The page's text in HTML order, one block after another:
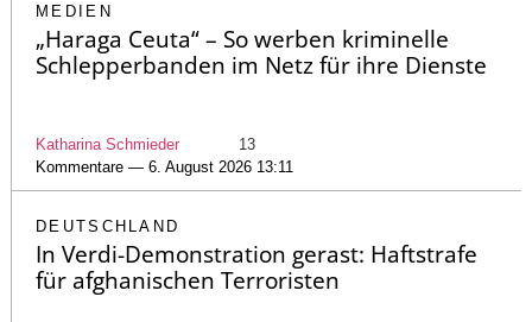
MEDIEN
„Haraga Ceuta“ – So werben kriminelle
Schlepperbanden im Netz für ihre Dienste
Katharina Schmieder
13
Kommentare — 6. August 2026 13:11
DEUTSCHLAND
In Verdi-Demonstration gerast: Haftstrafe
für afghanischen Terroristen